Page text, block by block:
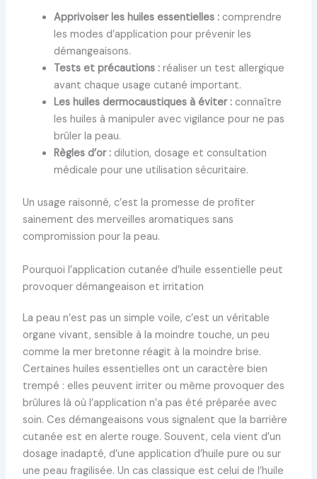
Apprivoiser les huiles essentielles :comprendre
les modes d’application pour prévenir les
démangeaisons.
Tests et précautions :réaliser un test allergique
avant chaque usage cutané important.
Les huiles dermocaustiques à éviter :connaître
les huiles à manipuler avec vigilance pour ne pas
brûler la peau.
Règles d’or :dilution, dosage et consultation
médicale pour une utilisation sécuritaire.
Un usage raisonné, c’est la promesse de profiter
sainement des merveilles aromatiques sans
compromission pour la peau.
Pourquoi l’application cutanée d’huile essentielle peut
provoquer démangeaison et irritation
La peau n’est pas un simple voile, c’est un véritable
organe vivant, sensible à la moindre touche, un peu
comme la mer bretonne réagit à la moindre brise.
Certaines huiles essentielles ont un caractère bien
trempé : elles peuvent irriter ou même provoquer des
brûlures là où l’application n’a pas été préparée avec
soin. Ces démangeaisons vous signalent que la barrière
cutanée est en alerte rouge. Souvent, cela vient d’un
dosage inadapté, d’une application d’huile pure ou sur
une peau fragilisée. Un cas classique est celui de l’huile